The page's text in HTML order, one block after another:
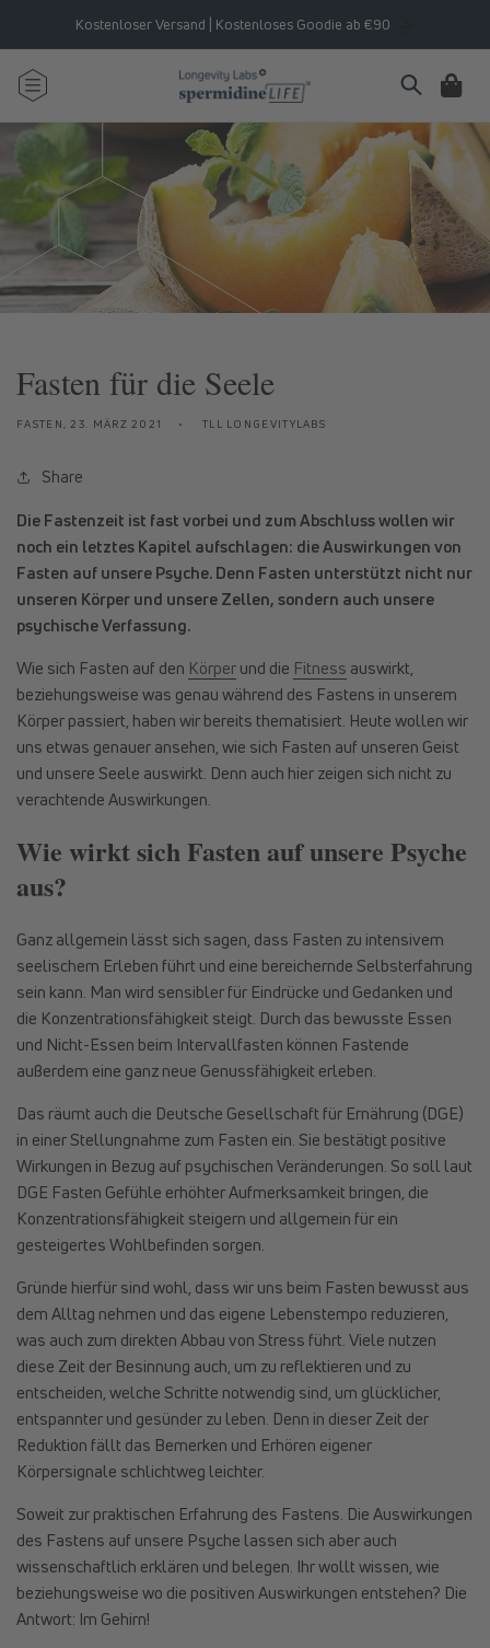
Inhalt
Kostenloser Versand | Kostenloses Goodie ab €90
Warenkorb
Fasten für die Seele
FASTEN, 23. MÄRZ 2021 TLL LONGEVITYLABS
Share
Die Fastenzeit ist fast vorbei und zum Abschluss wollen wir
noch ein letztes Kapitel aufschlagen: die Auswirkungen von
Fasten auf unsere Psyche. Denn Fasten unterstützt nicht nur
unseren Körper und unsere Zellen, sondern auch unsere
psychische Verfassung.
Wie sich Fasten auf den Körper und die Fitness auswirkt,
beziehungsweise was genau während des Fastens in unserem
Körper passiert, haben wir bereits thematisiert. Heute wollen wir
uns etwas genauer ansehen, wie sich Fasten auf unseren Geist
und unsere Seele auswirkt. Denn auch hier zeigen sich nicht zu
verachtende Auswirkungen.
Wie wirkt sich Fasten auf unsere Psyche
aus?
Ganz allgemein lässt sich sagen, dass Fasten zu intensivem
seelischem Erleben führt und eine bereichernde Selbsterfahrung
sein kann. Man wird sensibler für Eindrücke und Gedanken und
die Konzentrationsfähigkeit steigt. Durch das bewusste Essen
und Nicht-Essen beim Intervallfasten können Fastende
außerdem eine ganz neue Genussfähigkeit erleben.
Das räumt auch die Deutsche Gesellschaft für Ernährung (DGE)
in einer Stellungnahme zum Fasten ein. Sie bestätigt positive
Wirkungen in Bezug auf psychischen Veränderungen. So soll laut
DGE Fasten Gefühle erhöhter Aufmerksamkeit bringen, die
Konzentrationsfähigkeit steigern und allgemein für ein
gesteigertes Wohlbefinden sorgen.
Gründe hierfür sind wohl, dass wir uns beim Fasten bewusst aus
dem Alltag nehmen und das eigene Lebenstempo reduzieren,
was auch zum direkten Abbau von Stress führt. Viele nutzen
diese Zeit der Besinnung auch, um zu reflektieren und zu
entscheiden, welche Schritte notwendig sind, um glücklicher,
entspannter und gesünder zu leben. Denn in dieser Zeit der
Reduktion fällt das Bemerken und Erhören eigener
Körpersignale schlichtweg leichter.
Soweit zur praktischen Erfahrung des Fastens. Die Auswirkungen
des Fastens auf unsere Psyche lassen sich aber auch
wissenschaftlich erklären und belegen. Ihr wollt wissen, wie
beziehungsweise wo die positiven Auswirkungen entstehen? Die
Antwort: Im Gehirn!